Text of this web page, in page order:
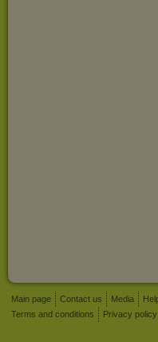
Main page Contact us Media
Terms and conditions
Privacy policy